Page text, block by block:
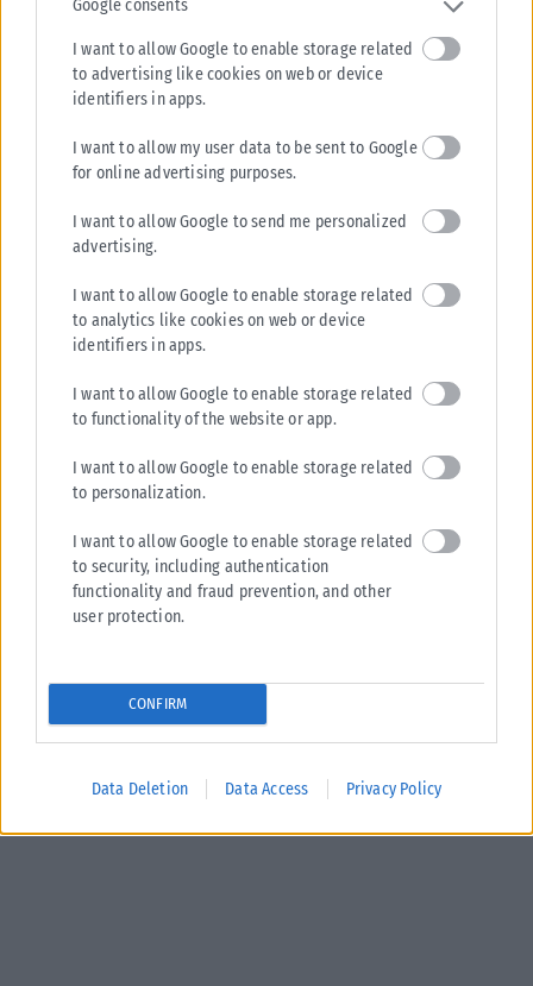
Google consents
I want to allow Google to enable storage related
to advertising like cookies on web or device
identifiers in apps.
I want to allow my user data to be sent to Google
for online advertising purposes.
I want to allow Google to send me personalized
advertising.
I want to allow Google to enable storage related
to analytics like cookies on web or device
identifiers in apps.
I want to allow Google to enable storage related
to functionality of the website or app.
I want to allow Google to enable storage related
to personalization.
I want to allow Google to enable storage related
to security, including authentication
functionality and fraud prevention, and other
user protection.
CONFIRM
Data Deletion Data Access Privacy Policy